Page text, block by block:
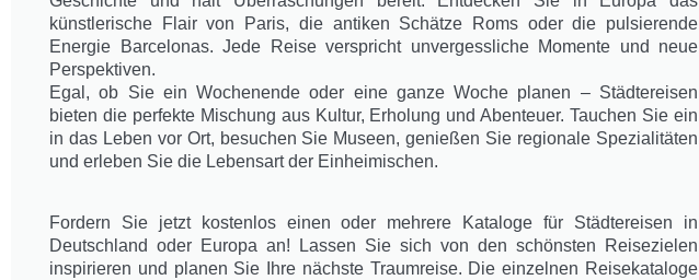
künstlerische Flair von Paris, die antiken Schätze Roms oder die pulsierende
Energie Barcelonas. Jede Reise verspricht unvergessliche Momente und neue
Perspektiven.
Egal, ob Sie ein Wochenende oder eine ganze Woche planen – Städtereisen
bieten die perfekte Mischung aus Kultur, Erholung und Abenteuer. Tauchen Sie ein
in das Leben vor Ort, besuchen Sie Museen, genießen Sie regionale Spezialitäten
und erleben Sie die Lebensart der Einheimischen.
Fordern Sie jetzt kostenlos einen oder mehrere Kataloge für Städtereisen in
Deutschland oder Europa an! Lassen Sie sich von den schönsten Reisezielen
inspirieren und planen Sie Ihre nächste Traumreise. Die einzelnen Reisekataloge